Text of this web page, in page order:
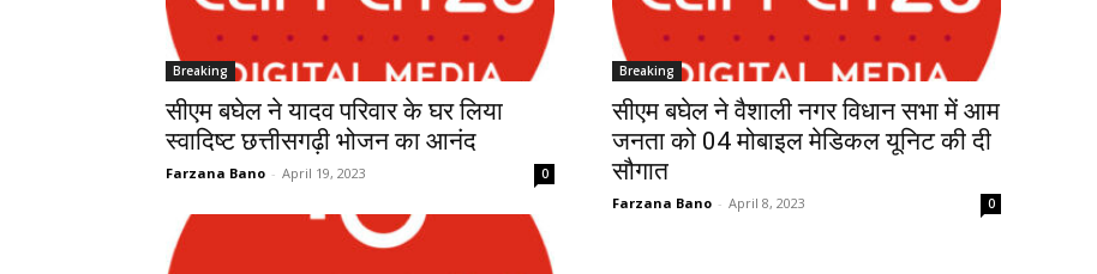
Breaking
सीएम बघेल ने यादव परिवार के घर लिया
स्वादिष्ट छत्तीसगढ़ी भोजन का आनंद
Farzana Bano - April 19, 2023 0
Breaking
सीएम बघेल ने वैशाली नगर विधान सभा में आम
जनता को 04 मोबाइल मेडिकल यूनिट की दी
सौगात
Farzana Bano - April 8, 2023 0